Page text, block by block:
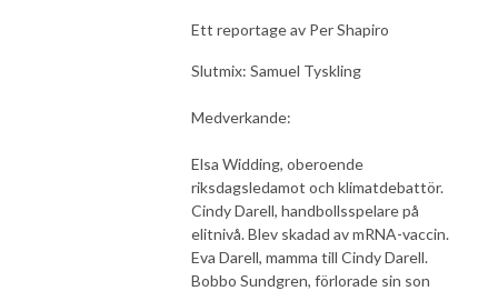
Ett reportage av Per Shapiro
Slutmix: Samuel Tyskling
Medverkande:
Elsa Widding, oberoende
riksdagsledamot och klimatdebattör.
Cindy Darell, handbollsspelare på
elitnivå. Blev skadad av mRNA-vaccin.
Eva Darell, mamma till Cindy Darell.
Bobbo Sundgren, förlorade sin son